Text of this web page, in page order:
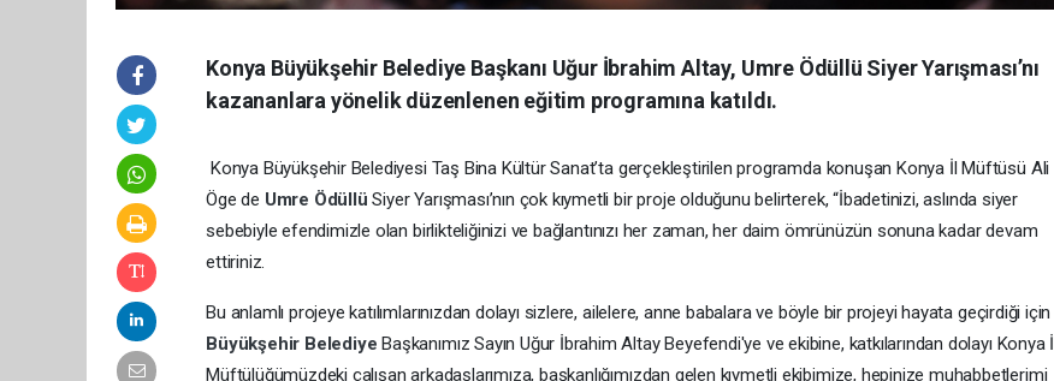
Konya Büyükşehir Belediye Başkanı Uğur İbrahim Altay, Umre Ödüllü Siyer Yarışması’nı
kazananlara yönelik düzenlenen eğitim programına katıldı.
Konya Büyükşehir Belediyesi Taş Bina Kültür Sanat’ta gerçekleştirilen programda konuşan Konya İl Müftüsü Ali
Öge de Umre ÖdüllüSiyer Yarışması’nın çok kıymetli bir proje olduğunu belirterek, “İbadetinizi, aslında siyer
sebebiyle efendimizle olan birlikteliğinizi ve bağlantınızı her zaman, her daim ömrünüzün sonuna kadar devam
ettiriniz.
Bu anlamlı projeye katılımlarınızdan dolayı sizlere, ailelere, anne babalara ve böyle bir projeyi hayata geçirdiği için
Büyükşehir Belediye Başkanımız Sayın Uğur İbrahim Altay Beyefendi'ye ve ekibine, katkılarından dolayı Konya İl
Müftülüğümüzdeki çalışan arkadaşlarımıza, başkanlığımızdan gelen kıymetli ekibimize, hepinize muhabbetlerimi